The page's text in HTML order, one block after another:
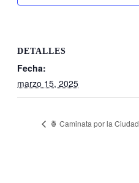
DETALLES
Fecha:
marzo 15, 2025
🍍 Caminata por la Ciudad